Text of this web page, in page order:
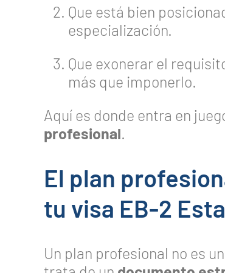
Que está bien
especialización.
Que exonerar el
más que imponerlo.
Aquí es donde entra en
profesional.
El plan
tu visa EB-2
Un plan profesional no es